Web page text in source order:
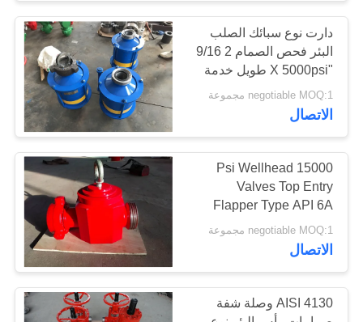
دارت نوع سبائك الصلب
البئر فحص الصمام 2 9/16
"X 5000psi طويل خدمة
الحياة
negotiable MOQ:1 مجموعة
الاتصال
15000 Psi Wellhead
Valves Top Entry
Flapper Type API 6A
Standard
negotiable MOQ:1 مجموعة
الاتصال
AISI 4130 وصلة شفة